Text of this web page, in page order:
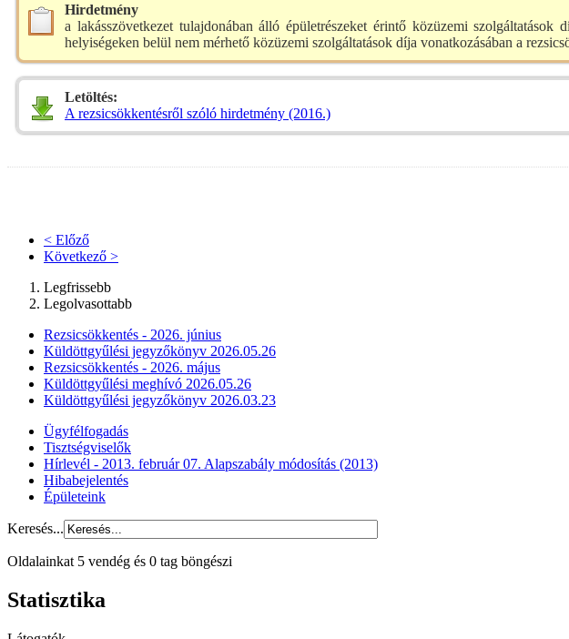
Hirdetmény
a lakásszövetkezet tulajdonában álló épületrészeket érintő közüzemi
helyiségeken belül nem mérhető közüzemi szolgáltatások díja vonatkozásában a
Letöltés:
A rezsicsökkentésről szóló hirdetmény (2016.)
< Előző
Következő >
Legfrissebb
Legolvasottabb
Rezsicsökkentés - 2026. június
Küldöttgyűlési jegyzőkönyv 2026.05.26
Rezsicsökkentés - 2026. május
Küldöttgyűlési meghívó 2026.05.26
Küldöttgyűlési jegyzőkönyv 2026.03.23
Ügyfélfogadás
Tisztségviselők
Hírlevél - 2013. február 07. Alapszabály módosítás (2013)
Hibabejelentés
Épületeink
Keresés...
Oldalainkat 5 vendég és 0 tag böngészi
Statisztika